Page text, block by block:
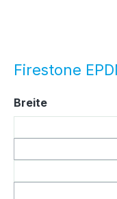
Firestone
Breiteauswählen